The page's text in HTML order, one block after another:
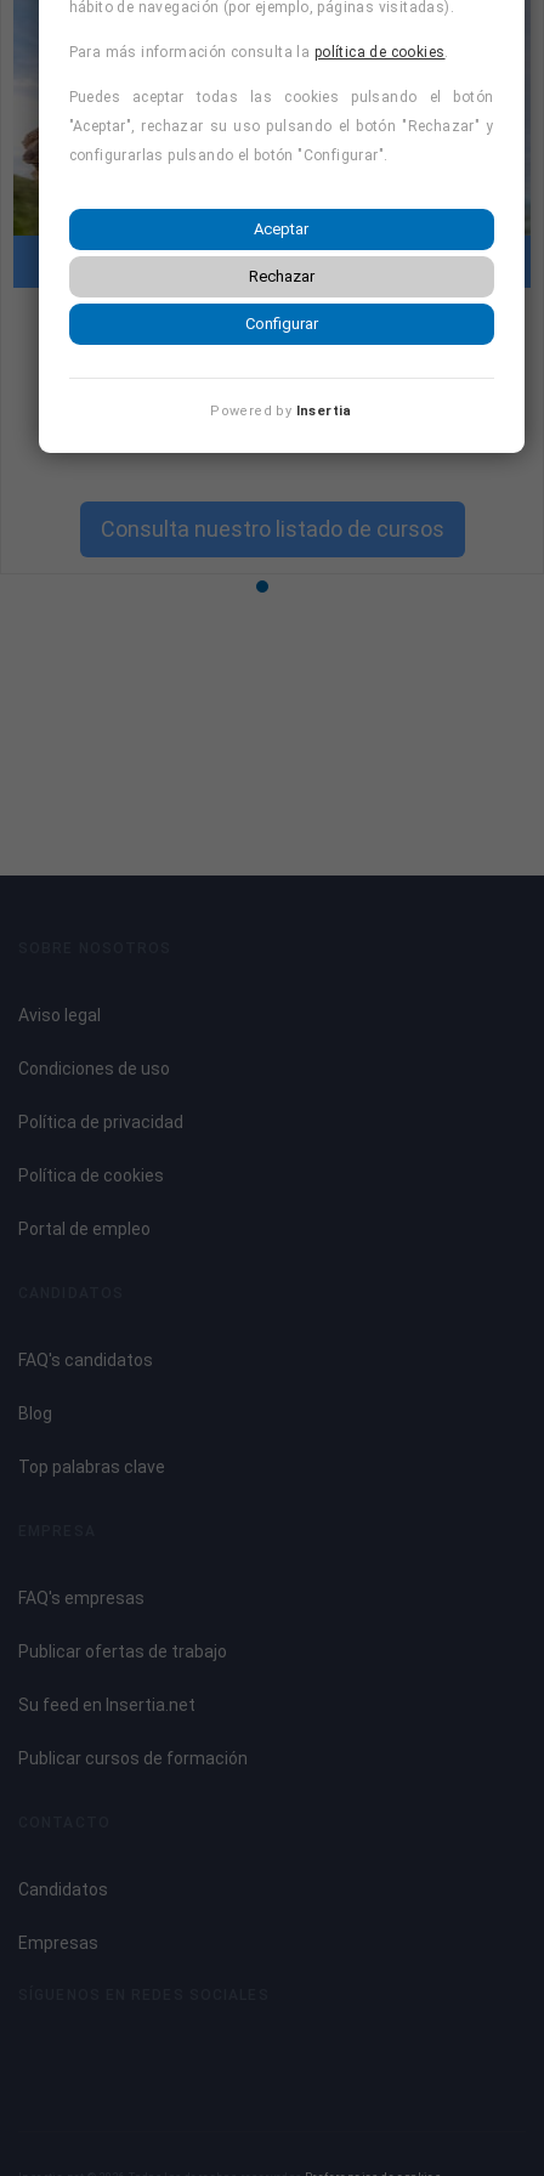
Cursos con prácticas en empresas
"Cursos con prácticas en empresas:
consulta la oferta formativa disponible.
¡Precios con descuento!
Consulta nuestro listado de cursos
Aviso legal
Condiciones de uso
Política de privacidad
Política de cookies
Portal de empleo
FAQ's candidatos
Blog
Top palabras clave
FAQ's empresas
Publicar ofertas de trabajo
Su feed en Insertia.net
Publicar cursos de formación
Candidatos
Empresas
hábito de navegación (por ejemplo, páginas visitadas).
Para más información consulta la política de cookies
Puedes aceptar todas las cookies pulsando el botón
"Aceptar", rechazar su uso pulsando el botón "Rechazar" y
configurarlas pulsando el botón "Configurar".
Aceptar
Rechazar
Configurar
Powered by Insertia